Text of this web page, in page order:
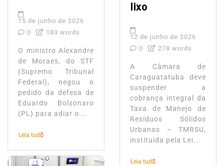
15 de junho de 2026
0
183 words
O ministro Alexandre
de Moraes, do STF
(Supremo Tribunal
Federal), negou o
pedido da defesa de
Eduardo Bolsonaro
(PL) para adiar o...
Leia tudo
lixo
12 de junho de 2026
0
278 words
A Câmara de
Caraguatatuba deve
suspender a
cobrança integral da
Taxa de Manejo de
Resíduos Sólidos
Urbanos – TMRSU,
instituída pela Lei...
Leia tudo